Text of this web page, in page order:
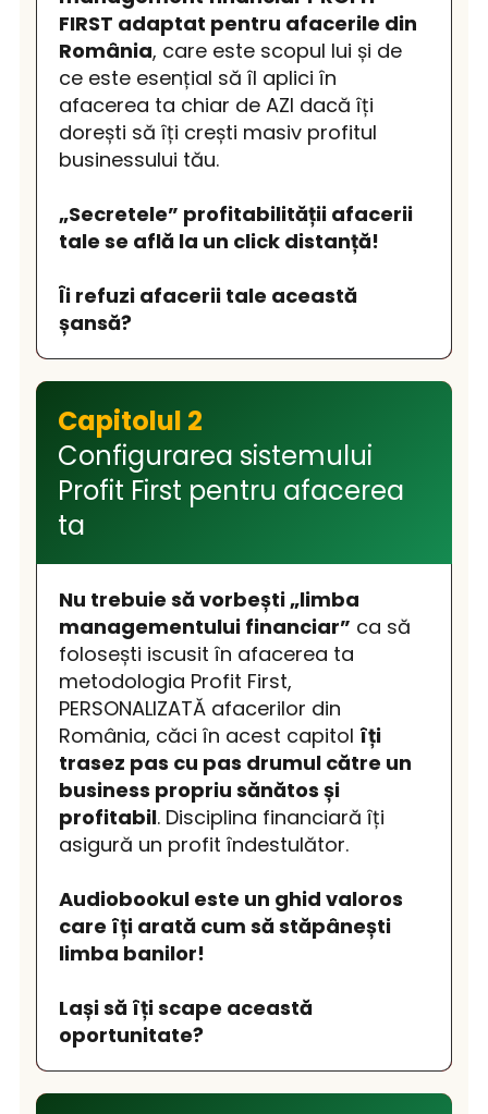
FIRST adaptat pentru afacerile din
România, care este scopul lui și de
ce este esențial să îl aplici în
afacerea ta chiar de AZI dacă îți
dorești să îți crești masiv profitul
businessului tău.
„Secretele” profitabilității afacerii
tale se află la un click distanță!
Îi refuzi afacerii tale această
șansă?
Capitolul 2
Configurarea sistemului
Profit First pentru afacerea
ta
Nu trebuie să vorbești „limba
managementului financiar” ca să
folosești iscusit în afacerea ta
metodologia Profit First,
PERSONALIZATĂ afacerilor din
România, căci în acest capitol îți
trasez pas cu pas drumul către un
business propriu sănătos și
profitabil. Disciplina financiară îți
asigură un profit îndestulător.
Audiobookul este un ghid valoros
care îți arată cum să stăpânești
limba banilor!
Lași să îți scape această
oportunitate?